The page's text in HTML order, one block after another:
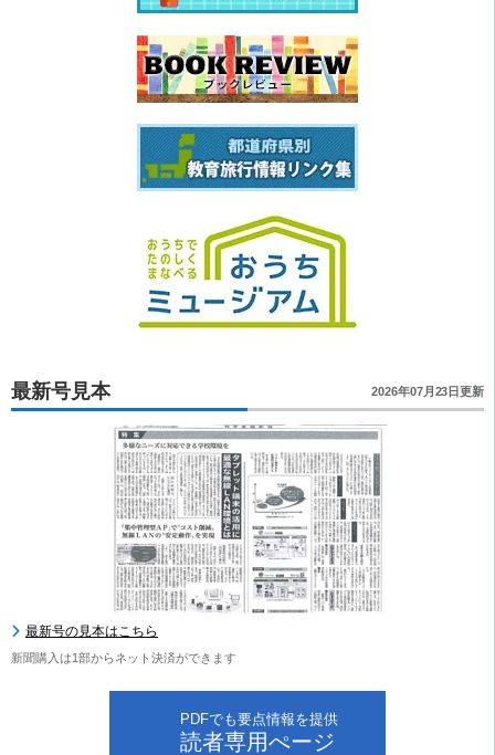
最新号見本 2026年07月23日更新
最新号の見本はこちら
新聞購入は1部からネット決済ができます
PDFでも要点情報を提供
読者専用ぺージ